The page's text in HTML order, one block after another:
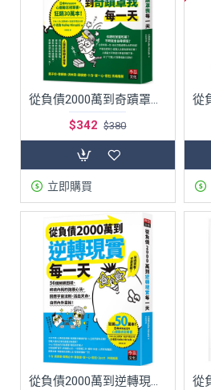
從負債2000萬到奇蹟罩我每一天：8個吸引好運、財富和人緣的超狂變身機制，順應宇宙法則，更快心想事成！
$342 $380
立即購買
從負債2000萬到逆轉現實每一天：56個解鎖困境、終結內耗的強運心法，回應宇宙法則，活出天命，自然內外富裕！